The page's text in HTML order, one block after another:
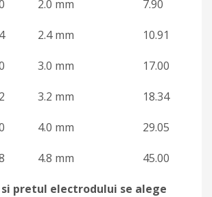
2.0 mm 7.90
2.4 mm 10.91
3.0 mm 17.00
3.2 mm 18.34
4.0 mm 29.05
4.8 mm 45.00
pretul electrodului se alege